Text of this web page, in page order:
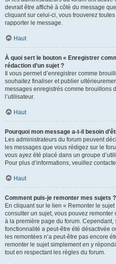
devrait être affiché à côté du message
cliquant sur celui-ci, vous trouverez
rapporter le message.
Haut
À quoi sert le bouton « Enregistrer
rédaction d’un sujet ?
Il vous permet d’enregistrer comme
souhaitez finaliser et publier
messages enregistrés comme brouillons
l’utilisateur.
Haut
Pourquoi mon message a-t-il besoin
Les administrateurs du forum peuvent
les messages que vous rédigez sur le
vous ayez été placé dans un groupe
Pour plus d’informations, veuillez
Haut
Comment puis-je remonter mes sujets ?
En cliquant sur le lien « Remonter le
consulter un sujet, vous pouvez
à la première page du forum. Cependant,
fonctionnalité a peut-être été désactivée
les remontées n’a peut-être pas encore
remonter le sujet simplement en y
tout en respectant les règles du forum.